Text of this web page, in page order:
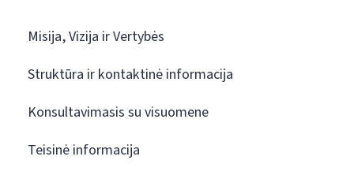
Misija, Vizija ir Vertybės
Struktūra ir kontaktinė informacija
Konsultavimasis su visuomene
Teisinė informacija